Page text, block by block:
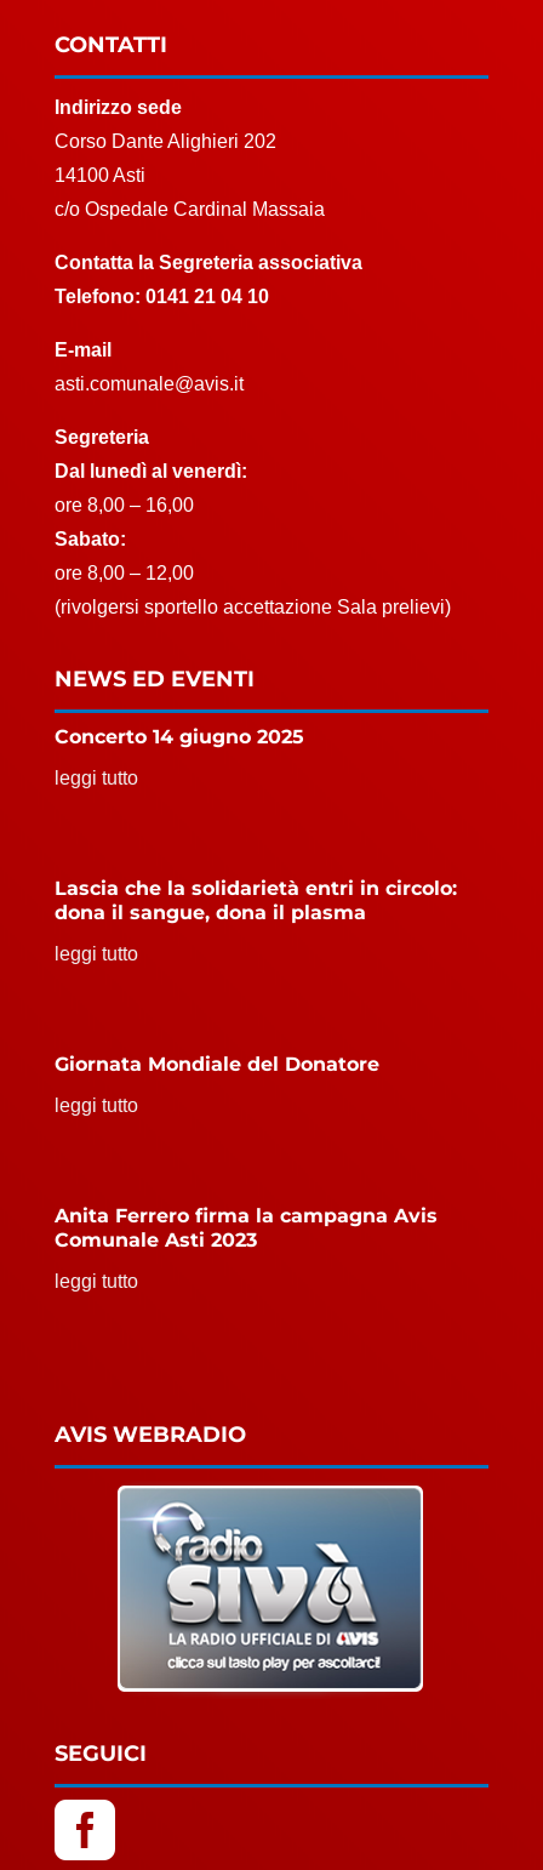
CONTATTI
Indirizzo sede
Corso Dante Alighieri 202
14100 Asti
c/o Ospedale Cardinal Massaia
Contatta la Segreteria associativa
Telefono: 0141 21 04 10
E-mail
asti.comunale@avis.it
Segreteria
Dal lunedì al venerdì:
ore 8,00 – 16,00
Sabato:
ore 8,00 – 12,00
(rivolgersi sportello accettazione Sala prelievi)
NEWS ED EVENTI
Concerto 14 giugno 2025
leggi tutto
Lascia che la solidarietà entri in circolo:
dona il sangue, dona il plasma
leggi tutto
Giornata Mondiale del Donatore
leggi tutto
Anita Ferrero firma la campagna Avis
Comunale Asti 2023
leggi tutto
AVIS WEBRADIO
SEGUICI
